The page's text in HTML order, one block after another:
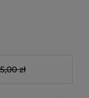
zł